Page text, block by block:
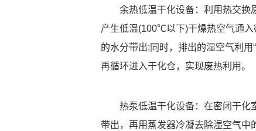
余热低温干化设备：利用热交换
产生低温(100℃以下)干燥热空气通
的水分带出:同时，排出的湿空气利用
再循环进入干化仓，实现废热利用。
热泵低温干化设备：在密闭干化
带出，再用蒸发器冷凝去除湿空气中